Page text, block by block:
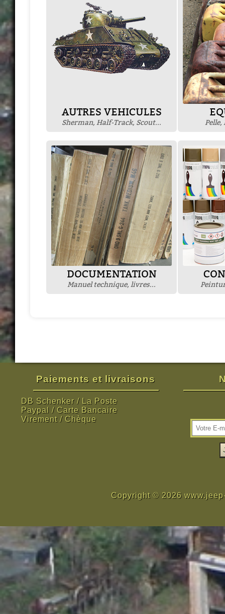
AUTRES VEHICULES
Sherman, Half-Track, Scout... Pelle,
DOCUMENTATION
Manuel technique, livres...
Paiements et livraisons
DB Schenker / La Poste
Paypal / Carte Bancaire
Virement / Chèque
Copyright © 2026